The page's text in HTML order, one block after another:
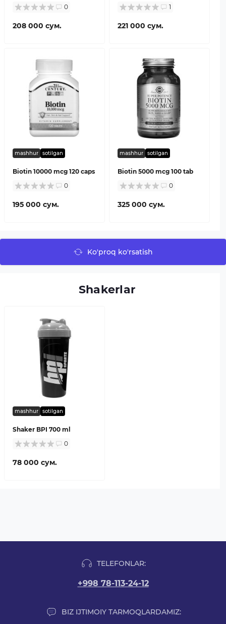
0
208 000 сум.
1
221 000 сум.
mashhur sotilgan
Biotin 10000 mcg 120 caps
0
195 000 сум.
mashhur sotilgan
Biotin 5000 mcg 100 tab
0
325 000 сум.
Ko'proq ko'rsatish
Shakerlar
mashhur sotilgan
Shaker BPI 700 ml
0
78 000 сум.
TELEFONLAR:
+998 78-113-24-12
BIZ IJTIMOIY TARMOQLARDAMIZ: